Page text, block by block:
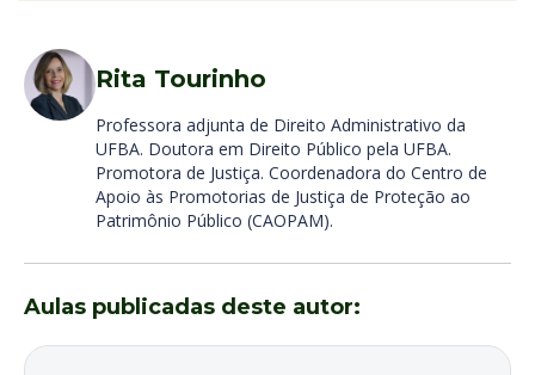
Rita Tourinho
Professora adjunta de Direito Administrativo da
UFBA. Doutora em Direito Público pela UFBA.
Promotora de Justiça. Coordenadora do Centro de
Apoio às Promotorias de Justiça de Proteção ao
Patrimônio Público (CAOPAM).
Aulas publicadas deste autor: